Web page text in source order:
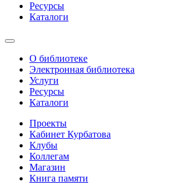
Ресурсы
Каталоги
О библиотеке
Электронная библиотека
Услуги
Ресурсы
Каталоги
Проекты
Кабинет Курбатова
Клубы
Коллегам
Магазин
Книга памяти